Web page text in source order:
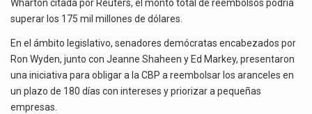
Wharton citada por Reuters, el monto total de reembolsos podría
superar los 175 mil millones de dólares.
En el ámbito legislativo, senadores demócratas encabezados por
Ron Wyden, junto con Jeanne Shaheen y Ed Markey, presentaron
una iniciativa para obligar a la CBP a reembolsar los aranceles en
un plazo de 180 días con intereses y priorizar a pequeñas
empresas.